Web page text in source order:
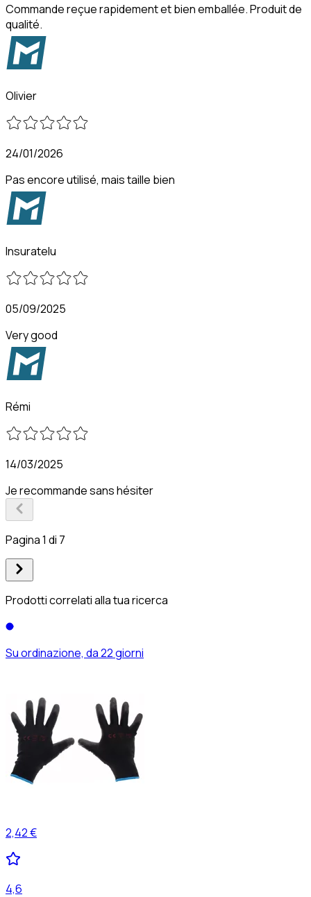
Commande reçue rapidement et bien emballée. Produit de
qualité.
Olivier
24/01/2026
Pas encore utilisé, mais taille bien
Insuratelu
05/09/2025
Very good
Rémi
14/03/2025
Je recommande sans hésiter
Pagina 1 di 7
Prodotti correlati alla tua ricerca
Su ordinazione, da 22 giorni
2,42 €
4,6